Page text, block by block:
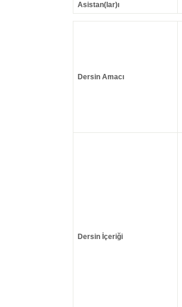
Asistan(lar)ı
Dersin Amacı
Dersin İçeriği